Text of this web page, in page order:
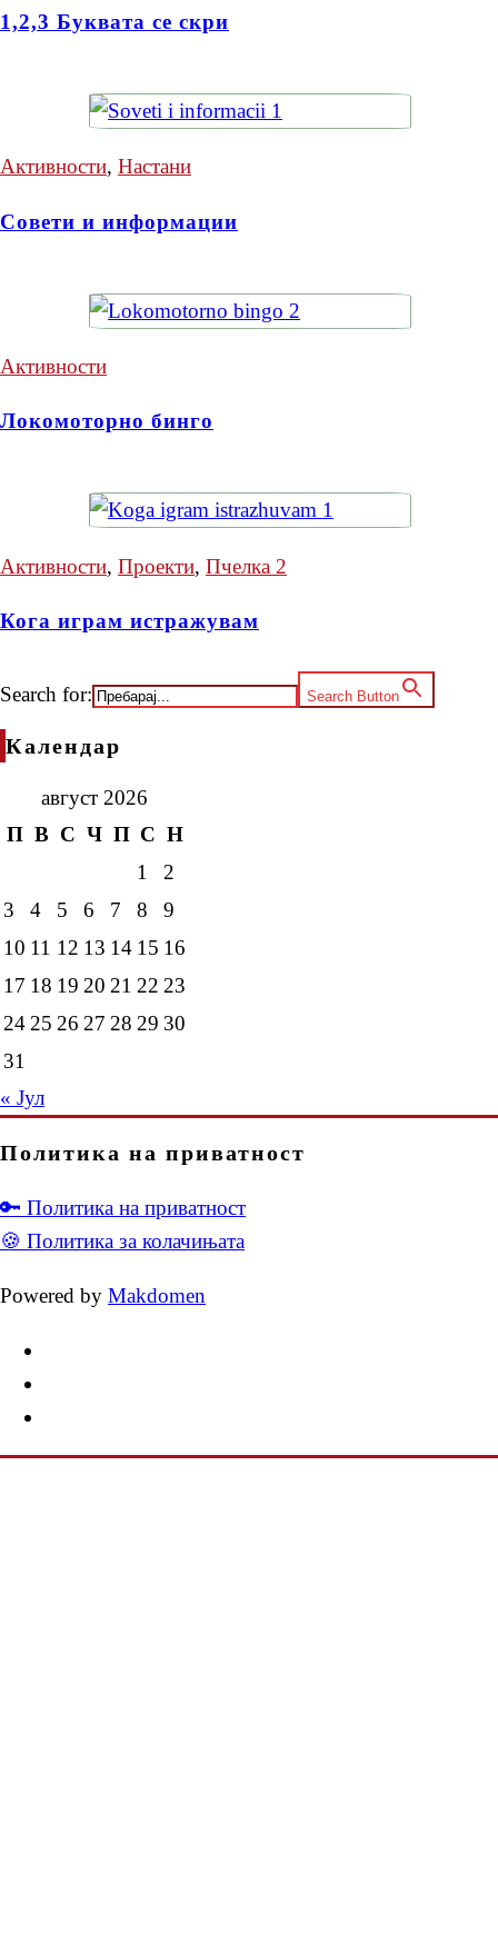
1,2,3 Буквата се скри
Активности, Настани
Совети и информации
Активности
Локомоторно бинго
Активности, Проекти, Пчелка 2
Кога играм истражувам
Search for: Search Button
Календар
август 2026
П В С Ч П С Н
1
2
3
4 5 6 7 8
9
10 11 12 13 14 15 16
17 18 19 20 21 22 23
24 25 26 27 28 29 30
31
« Јул
Политика на приватност
🔑 Политика на приватност
🍪 Политика за колачињата
Powered by Makdomen